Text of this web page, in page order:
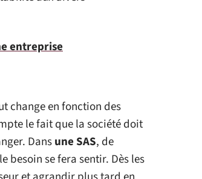
entreprise
change en fonction des
le fait que la société doit
Dansune SAS, de
besoin se fera sentir. Dès les